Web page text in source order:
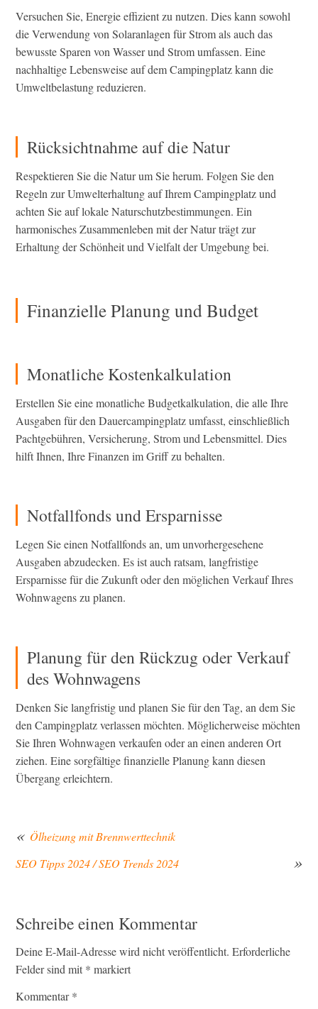
Versuchen Sie, Energie effizient zu nutzen. Dies kann sowohl
die Verwendung von Solaranlagen für Strom als auch das
bewusste Sparen von Wasser und Strom umfassen. Eine
nachhaltige Lebensweise auf dem Campingplatz kann die
Umweltbelastung reduzieren.
Rücksichtnahme auf die Natur
Respektieren Sie die Natur um Sie herum. Folgen Sie den
Regeln zur Umwelterhaltung auf Ihrem Campingplatz und
achten Sie auf lokale Naturschutzbestimmungen. Ein
harmonisches Zusammenleben mit der Natur trägt zur
Erhaltung der Schönheit und Vielfalt der Umgebung bei.
Finanzielle Planung und Budget
Monatliche Kostenkalkulation
Erstellen Sie eine monatliche Budgetkalkulation, die alle Ihre
Ausgaben für den Dauercampingplatz umfasst, einschließlich
Pachtgebühren, Versicherung, Strom und Lebensmittel. Dies
hilft Ihnen, Ihre Finanzen im Griff zu behalten.
Notfallfonds und Ersparnisse
Legen Sie einen Notfallfonds an, um unvorhergesehene
Ausgaben abzudecken. Es ist auch ratsam, langfristige
Ersparnisse für die Zukunft oder den möglichen Verkauf Ihres
Wohnwagens zu planen.
Planung für den Rückzug oder Verkauf
des Wohnwagens
Denken Sie langfristig und planen Sie für den Tag, an dem Sie
den Campingplatz verlassen möchten. Möglicherweise möchten
Sie Ihren Wohnwagen verkaufen oder an einen anderen Ort
ziehen. Eine sorgfältige finanzielle Planung kann diesen
Übergang erleichtern.
Ölheizung mit Brennwerttechnik
SEO Tipps 2024 / SEO Trends 2024
Schreibe einen Kommentar
Deine E-Mail-Adresse wird nicht veröffentlicht. Erforderliche
Felder sind mit * markiert
Kommentar*